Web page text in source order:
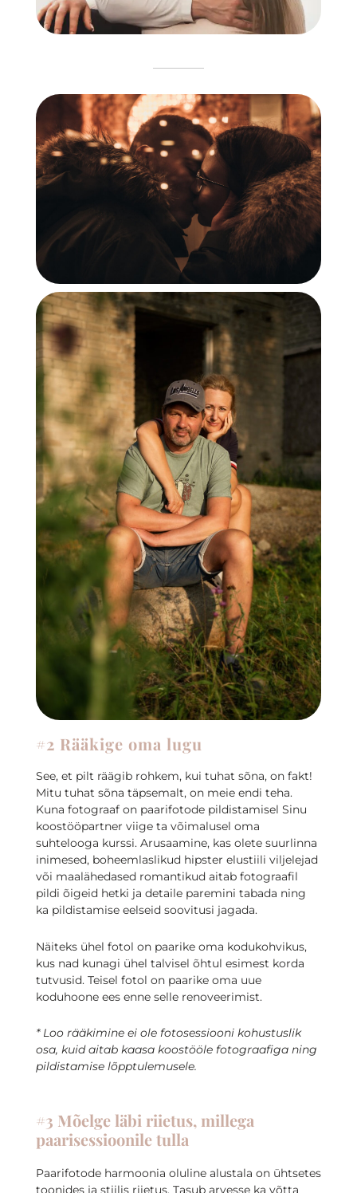
#2 Rääkige oma lugu
See, et pilt räägib rohkem, kui tuhat sõna, on fakt!
Mitu tuhat sõna täpsemalt, on meie endi teha.
Kuna fotograaf on paarifotode pildistamisel Sinu
koostööpartner viige ta võimalusel oma
suhtelooga kurssi. Arusaamine, kas olete suurlinna
inimesed, boheemlaslikud hipster elustiili viljelejad
või maalähedased romantikud aitab fotograafil
pildi õigeid hetki ja detaile paremini tabada ning
ka pildistamise eelseid soovitusi jagada.
Näiteks ühel fotol on paarike oma kodukohvikus,
kus nad kunagi ühel talvisel õhtul esimest korda
tutvusid. Teisel fotol on paarike oma uue
koduhoone ees enne selle renoveerimist.
*Loo rääkimine ei ole fotosessiooni kohustuslik
osa, kuid aitab kaasa koostööle fotograafiga ning
pildistamise lõpptulemusele.
#3 Mõelge läbi riietus, millega
paarisessioonile tulla
Paarifotode harmoonia oluline alustala on ühtsetes
toonides ja stiilis riietus. Tasub arvesse ka võtta